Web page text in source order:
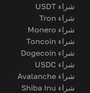
شراء USDT
شراء Tron
شراء Monero
شراء Toncoin
شراء Dogecoin
شراء USDC
شراء Avalanche
شراء Shiba Inu